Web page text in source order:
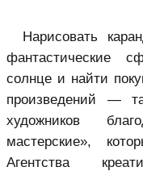
Нарисовать
фантастические
солнце и найти
произведений —
художников
мастерские»,
Агентства